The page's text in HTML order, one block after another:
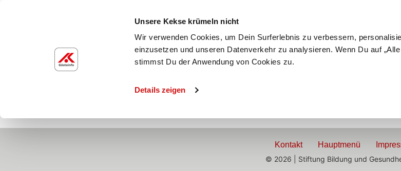
Unsere Kekse krümeln nicht
Wir verwenden Cookies, um Dein Surferlebnis zu verbessern,
einzusetzen und unseren Datenverkehr zu analysieren. Wenn Du auf
stimmst Du der Anwendung von Cookies zu.
Details zeigen
46082-2
Kontakt Hauptmenü
© 2026 | Stiftung Bildung und